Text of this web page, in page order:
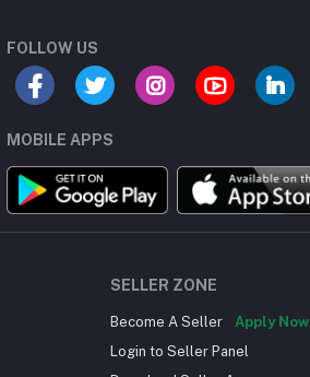
FOLLOW US
MOBILE APPS
SELLER ZONE
Become A Seller
Apply Now
Login to Seller Panel